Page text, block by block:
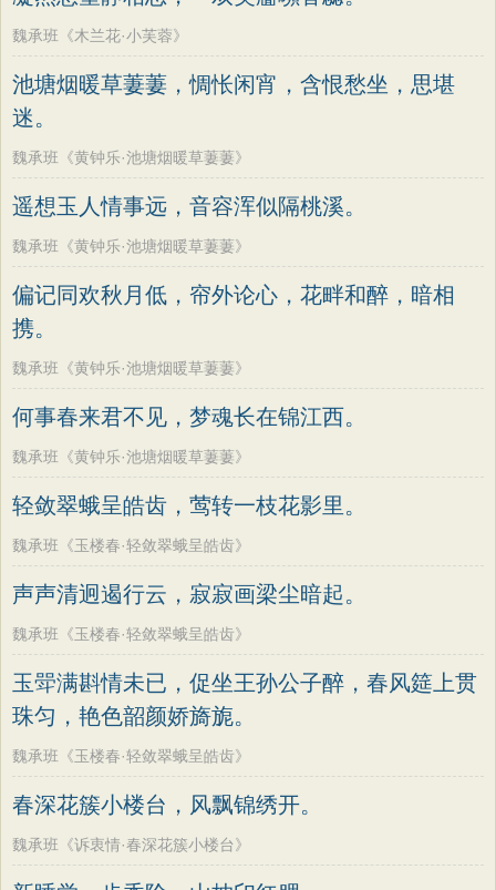
魏承班《木兰花·小芙蓉》
池塘烟暖草萋萋，惆怅闲宵，含恨愁坐，思堪
迷。
魏承班《黄钟乐·池塘烟暖草萋萋》
遥想玉人情事远，音容浑似隔桃溪。
魏承班《黄钟乐·池塘烟暖草萋萋》
偏记同欢秋月低，帘外论心，花畔和醉，暗相
携。
魏承班《黄钟乐·池塘烟暖草萋萋》
何事春来君不见，梦魂长在锦江西。
魏承班《黄钟乐·池塘烟暖草萋萋》
轻敛翠蛾呈皓齿，莺转一枝花影里。
魏承班《玉楼春·轻敛翠蛾呈皓齿》
声声清迥遏行云，寂寂画梁尘暗起。
魏承班《玉楼春·轻敛翠蛾呈皓齿》
玉斝满斟情未已，促坐王孙公子醉，春风筵上贯
珠匀，艳色韶颜娇旖旎。
魏承班《玉楼春·轻敛翠蛾呈皓齿》
春深花簇小楼台，风飘锦绣开。
魏承班《诉衷情·春深花簇小楼台》